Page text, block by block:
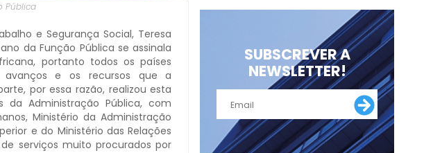
Pública
e Segurança Social, Teresa
da Função Pública se assinala
portanto todos os países
avanços e os recursos que a
por essa razão, realizou esta
Administração Pública, com
Ministério da Administração
e do Ministério das Relações
serviços muito procurados por
SUBSCREVER A
NEWSLETTER!